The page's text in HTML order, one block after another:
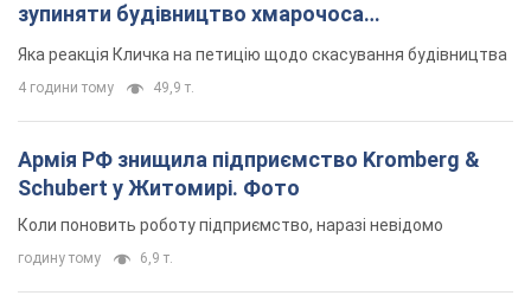
зупиняти будівництво хмарочоса
"московського вірянина"
Яка реакція Кличка на петицію щодо скасування будівництва
4 години тому 49,9 т.
Армія РФ знищила підприємство Kromberg &
Schubert у Житомирі. Фото
Коли поновить роботу підприємство, наразі невідомо
годину тому 6,9 т.